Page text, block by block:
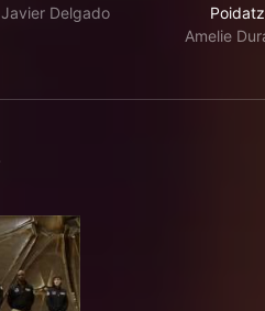
Javier Delgado
Poidatz
Amelie